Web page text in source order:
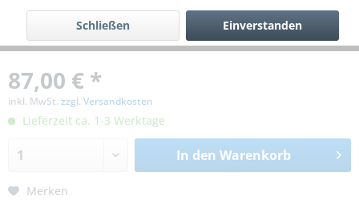
87,00 € *
inkl. MwSt. zzgl. Versandkosten
Lieferzeit ca. 1-3 Werktage
In den Warenkorb
Merken
Einverstanden
Schließen